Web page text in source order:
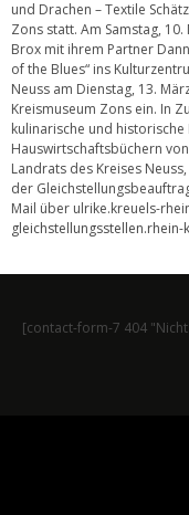
und Drachen – Textile
Zons statt. Am Samstag,
Brox mit ihrem Partner
of the Blues“ ins
Neuss am Dienstag, 13.
Kreismuseum Zons ein. In
kulinarische und
Hauswirtschaftsbüchern
Landrats des Kreises
der
Mail über ulrike.kreuels-
gleichstellungsstellen.rhein-
[contact-form-7 404